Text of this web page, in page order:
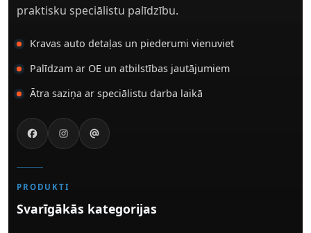
praktisku speciālistu palīdzību.
Kravas auto detaļas un piederumi vienuviet
Palīdzam ar OE un atbilstības jautājumiem
Ātra saziņa ar speciālistu darba laikā
PRODUKTI
Svarīgākās kategorijas